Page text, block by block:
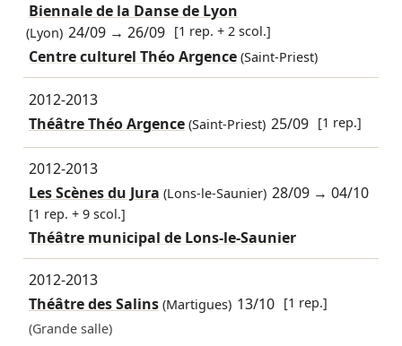
Biennale de la Danse de Lyon
(Lyon) 24/09 →26/09 [1 rep. + 2 scol.]
Centre culturel Théo Argence (Saint-Priest)
2012-2013
Théâtre Théo Argence(Saint-Priest) 25/09 [1 rep.]
2012-2013
Les Scènes du Jura (Lons-le-Saunier) 28/09 →04/10
[1 rep. + 9 scol.]
Théâtre municipal de Lons-le-Saunier
2012-2013
Théâtre des Salins(Martigues) 13/10 [1 rep.]
(Grande salle)